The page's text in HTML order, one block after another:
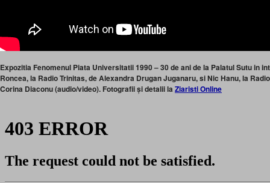
Expozitia Fenomenul Piata Universitatii 1990 – 30 de ani de la Palatul Sutu in
Roncea, la Radio Trinitas, de Alexandra Drugan Juganaru, si Nic Hanu, la
Corina Diaconu (audio/video). Fotografii și detalii la Ziaristi Online